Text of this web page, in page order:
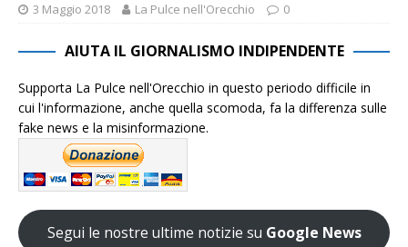
3 Maggio 2018 La Pulce nell'Orecchio 0
AIUTA IL GIORNALISMO INDIPENDENTE
Supporta La Pulce nell'Orecchio in questo periodo difficile in
cui l'informazione, anche quella scomoda, fa la differenza sulle
fake news e la misinformazione.
Segui le nostre ultime notizie su Google News